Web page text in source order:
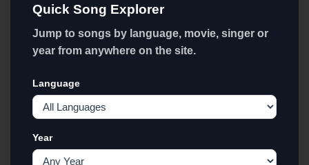
Quick Song Explorer
Jump to songs by language, movie, singer or
year from anywhere on the site.
Language
Year